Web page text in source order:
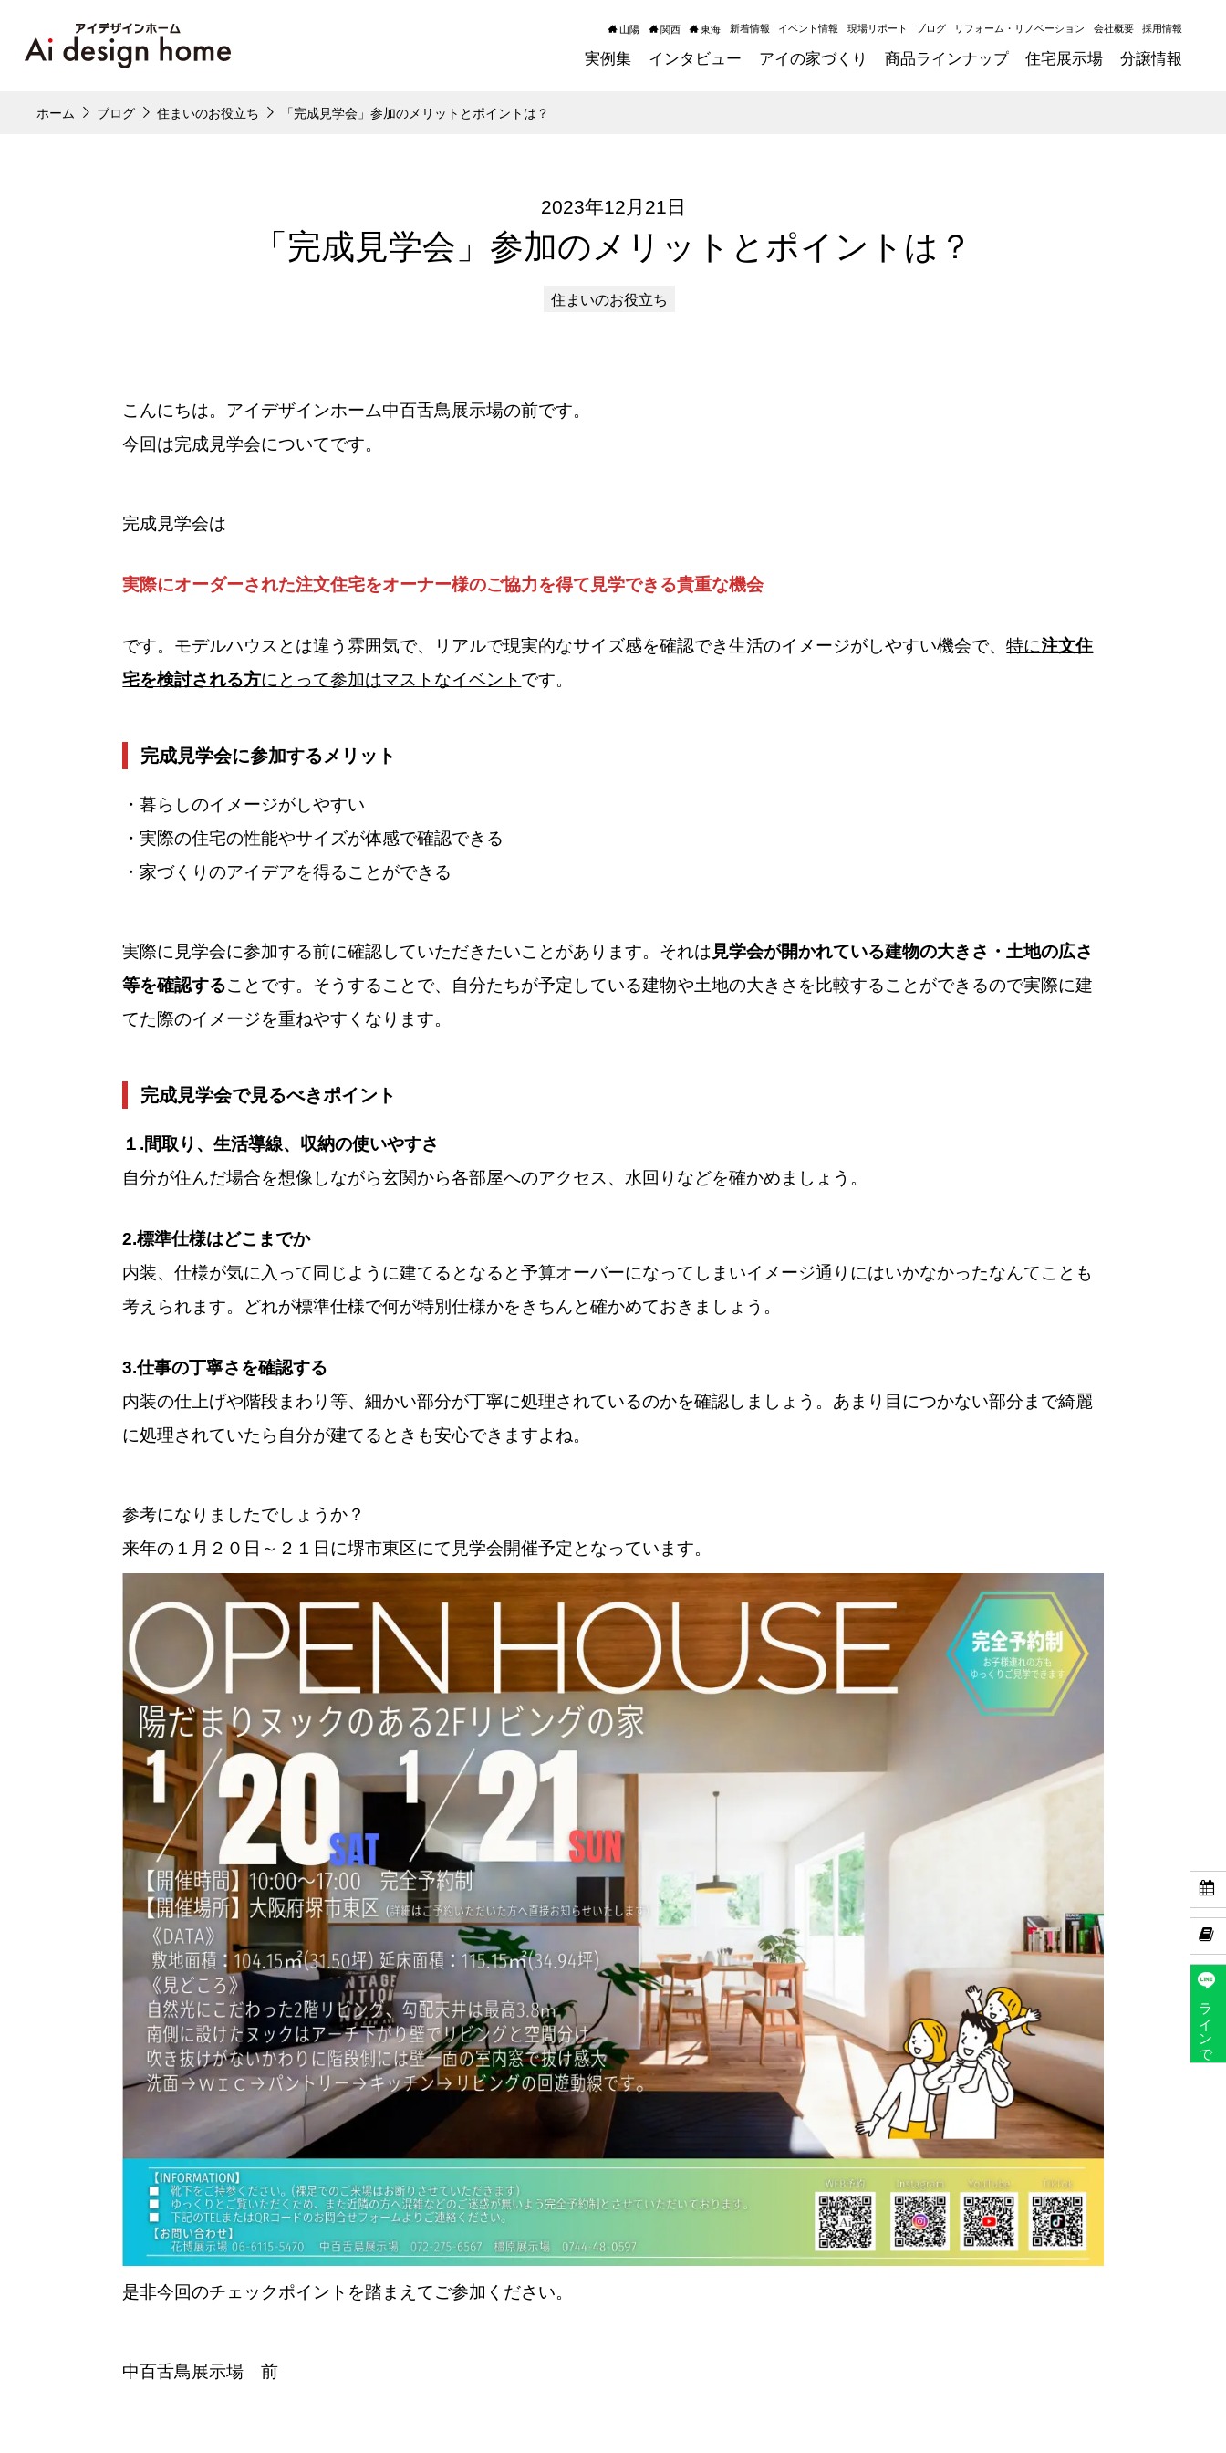


ラインで予約
山陽 関西 東海 新着情報 イベント情報 現場リポート ブログ リフォーム・リノベーション 会社概要 採用情報
実例集 インタビュー アイの家づくり 商品ラインナップ 住宅展示場 分譲情報
ホーム ブログ 住まいのお役立ち 「完成見学会」参加のメリットとポイントは？
2023年12月21日
「完成見学会」参加のメリットとポイントは？
住まいのお役立ち
こんにちは。アイデザインホーム中百舌鳥展示場の前です。
今回は完成見学会についてです。
完成見学会は
実際にオーダーされた注文住宅をオーナー様のご協力を得て見学できる貴重な機会
です。モデルハウスとは違う雰囲気で、リアルで現実的なサイズ感を確認でき生活のイメージがしやすい機会で、特に注文住
宅を検討される方にとって参加はマストなイベント です。
完成見学会に参加するメリット
・暮らしのイメージがしやすい
・実際の住宅の性能やサイズが体感で確認できる
・家づくりのアイデアを得ることができる
実際に見学会に参加する前に確認していただきたいことがあります。それは 見学会が開かれている建物の大きさ・土地の広さ
等を確認することです。そうすることで、自分たちが予定している建物や土地の大きさを比較することができるので実際に建
てた際のイメージを重ねやすくなります。
完成見学会で見るべきポイント
１.間取り、生活導線、収納の使いやすさ
自分が住んだ場合を想像しながら玄関から各部屋へのアクセス、水回りなどを確かめましょう。
2.標準仕様はどこまでか
内装、仕様が気に入って同じように建てるとなると予算オーバーになってしまいイメージ通りにはいかなかったなんてことも
考えられます。どれが標準仕様で何が特別仕様かをきちんと確かめておきましょう。
3.仕事の丁寧さを確認する
内装の仕上げや階段まわり等、細かい部分が丁寧に処理されているのかを確認しましょう。あまり目につかない部分まで綺麗
に処理されていたら自分が建てるときも安心できますよね。
参考になりましたでしょうか？
来年の１月２０日～２１日に堺市東区にて見学会開催予定となっています。
是非今回のチェックポイントを踏まえてご参加ください。
中百舌鳥展示場 前